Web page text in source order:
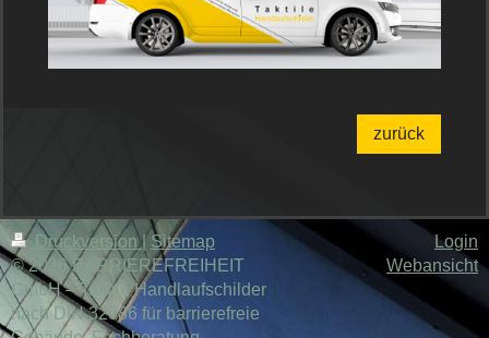
zurück
Druckversion| Sitemap
© 2026 BARRIEREFREIHEIT
GmbH – Taktile Handlaufschilder
nach DIN 32986 für barrierefreie
Login
Webansicht